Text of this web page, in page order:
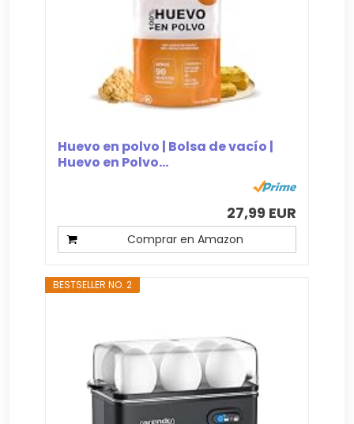
Huevo en polvo | Bolsa de vacío |
Huevo en Polvo...
27,99 EUR
Comprar en Amazon
BESTSELLER NO. 2